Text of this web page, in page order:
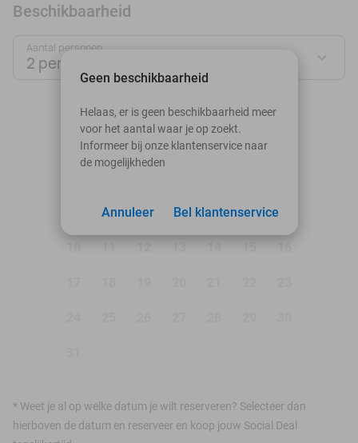
Beschikbaarheid
Aantal personen:
2 personen
augustus 2026
Ma
Di Wo Do Vr
4 5 6 7 8
* Weet je al op welke datum je wilt reserveren? Selecteer dan
hierboven de datum en reserveer en koop jouw Social Deal
Geen beschikbaarheid
Helaas, er is geen beschikbaarheid meer
voor het aantal waar je op zoekt.
Informeer bij onze klantenservice naar
de mogelijkheden
Bel klantenservice
Annuleer